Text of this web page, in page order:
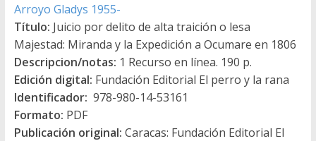
Arroyo Gladys 1955-
Título: Juicio por delito de alta traición o lesa
Majestad: Miranda y la Expedición a Ocumare en 1806
Descripcion/notas: 1 Recurso en línea. 190 p.
Edición digital: Fundación Editorial El perro y la rana
Identificador: 978-980-14-53161
Formato: PDF
Publicación original: Caracas: Fundación Editorial El